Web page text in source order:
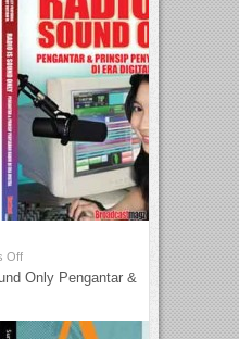
Off
Only Pengantar &